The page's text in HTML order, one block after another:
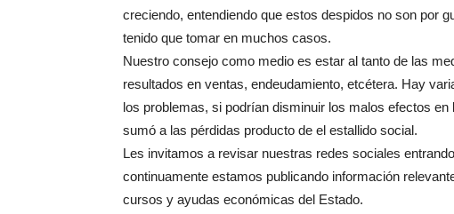
creciendo, entendiendo que estos despidos no son por
tenido que tomar en muchos casos.
Nuestro consejo como medio es estar al tanto de las
resultados en ventas, endeudamiento, etcétera. Hay
los problemas, si podrían disminuir los malos efectos
sumó a las pérdidas producto de el estallido social.
Les invitamos a revisar nuestras redes sociales
continuamente estamos publicando información
cursos y ayudas económicas del Estado.